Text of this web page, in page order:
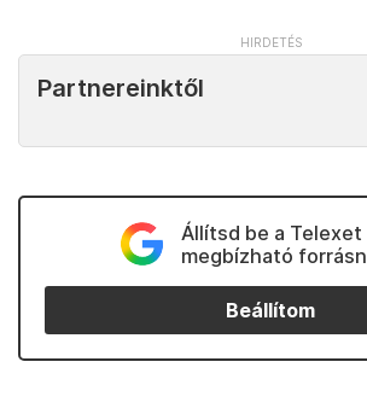
Partnereinktől
Állítsd be a Telexet
megbízható
Beállítom